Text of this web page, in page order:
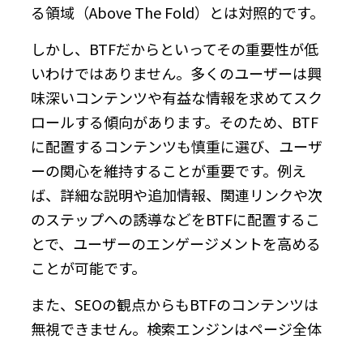
る領域（Above The Fold）とは対照的です。
しかし、BTFだからといってその重要性が低
いわけではありません。多くのユーザーは興
味深いコンテンツや有益な情報を求めてスク
ロールする傾向があります。そのため、BTF
に配置するコンテンツも慎重に選び、ユーザ
ーの関心を維持することが重要です。例え
ば、詳細な説明や追加情報、関連リンクや次
のステップへの誘導などをBTFに配置するこ
とで、ユーザーのエンゲージメントを高める
ことが可能です。
また、SEOの観点からもBTFのコンテンツは
無視できません。検索エンジンはページ全体